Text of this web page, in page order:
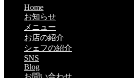
Home
お知らせ
メニュー
お店の紹介
シェフの紹介
SNS
Blog
お問い合わせ